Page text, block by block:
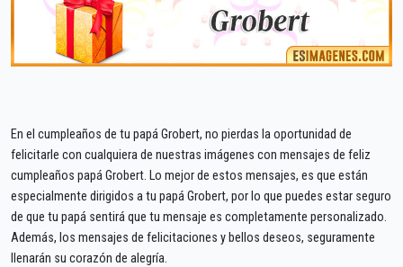
En el cumpleaños de tu papá Grobert, no pierdas la oportunidad de
felicitarle con cualquiera de nuestras imágenes con mensajes de feliz
cumpleaños papá Grobert. Lo mejor de estos mensajes, es que están
especialmente dirigidos a tu papá Grobert, por lo que puedes estar seguro
de que tu papá sentirá que tu mensaje es completamente personalizado.
Además, los mensajes de felicitaciones y bellos deseos, seguramente
llenarán su corazón de alegría.